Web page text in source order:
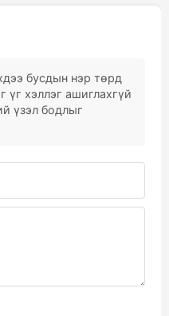
бусдын нэр төрд
үг хэллэг ашиглахгүй
үзэл бодлыг